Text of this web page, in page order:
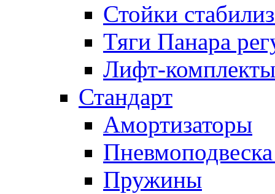
Стойки
Тяги Панара
Лифт-
Стандарт
Амортизаторы
Пружины